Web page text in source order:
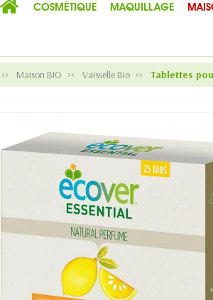
COSMÉTIQUE MAQUILLAGE
Maison BIO Vaisselle Bio Tablettes